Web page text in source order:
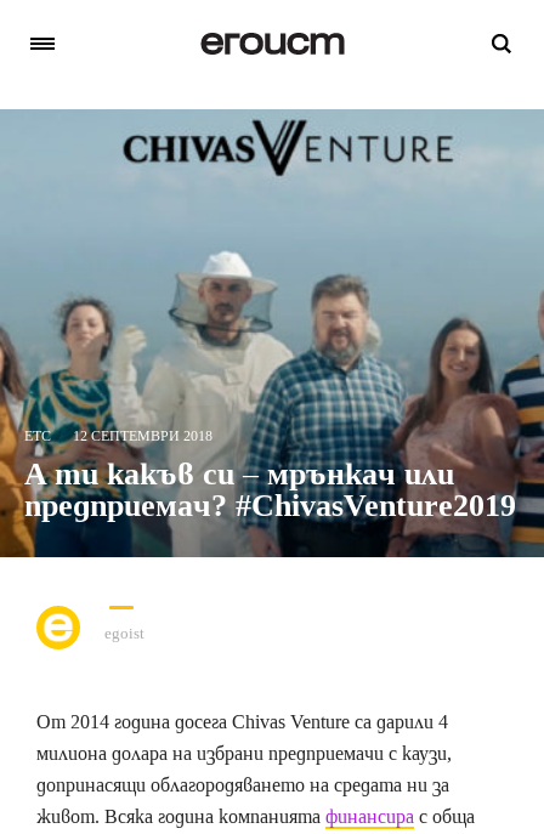
ETC 12 СЕПТЕМВРИ 2018
A ти какъв си – мрънкач или
предприемач? #ChivasVenture2019
egoist
От 2014 година досега Chivas Venture са дарили 4
милиона долара на избрани предприемачи с каузи,
допринасящи облагородяването на средата ни за
живот. Всяка година компаниятафинансирас обща